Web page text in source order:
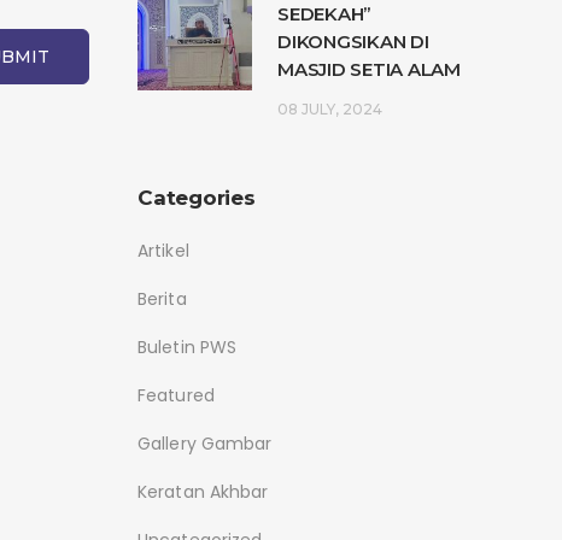
SEDEKAH”
DIKONGSIKAN DI
MASJID SETIA ALAM
08 JULY, 2024
Categories
Artikel
Berita
Buletin PWS
Featured
Gallery Gambar
Keratan Akhbar